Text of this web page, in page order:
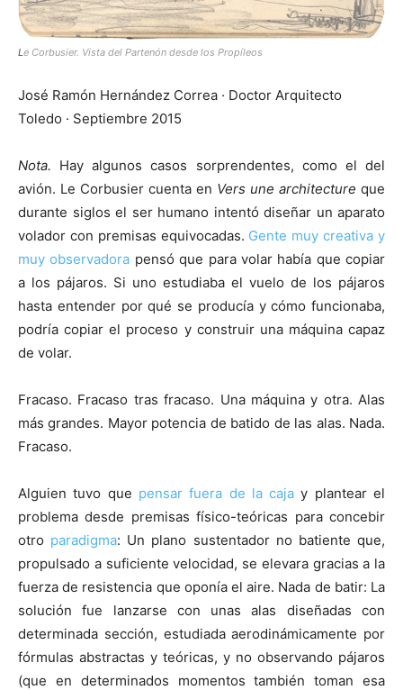
L e Corbusier. Vista del Partenón desde los Propíleos
José Ramón Hernández Correa · Doctor Arquitecto
Toledo · Septiembre 2015
Nota. Hay algunos casos sorprendentes, como el del
avión. Le Corbusier cuenta en Vers une architecture que
durante siglos el ser humano intentó diseñar un aparato
volador con premisas equivocadas. Gente muy creativa y
muy observadora pensó que para volar había que copiar
a los pájaros. Si uno estudiaba el vuelo de los pájaros
hasta entender por qué se producía y cómo funcionaba,
podría copiar el proceso y construir una máquina capaz
de volar.
Fracaso. Fracaso tras fracaso. Una máquina y otra. Alas
más grandes. Mayor potencia de batido de las alas. Nada.
Fracaso.
Alguien tuvo que pensar fuera de la caja y plantear el
problema desde premisas físico-teóricas para concebir
otro paradigma: Un plano sustentador no batiente que,
propulsado a suficiente velocidad, se elevara gracias a la
fuerza de resistencia que oponía el aire. Nada de batir: La
solución fue lanzarse con unas alas diseñadas con
determinada sección, estudiada aerodinámicamente por
fórmulas abstractas y teóricas, y no observando pájaros
(que en determinados momentos también toman esa